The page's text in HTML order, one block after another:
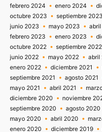
febrero 2024
enero 2024
octubre 2023
septiembre 2023
junio 2023
mayo 2023
febrero 2023
enero 2023
octubre 2022
septiembre 2022
junio 2022
mayo 2022 abril
enero 2022
diciembre 2021
septiembre 2021
agosto 2021
mayo 2021
abril 2021
diciembre 2020
noviembre
septiembre 2020
agosto 2020
mayo 2020
abril 2020
enero 2020
diciembre 2019